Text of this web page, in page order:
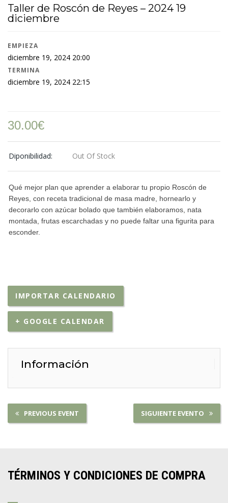
Taller de Roscón de Reyes – 2024 19
diciembre
EMPIEZA
diciembre 19, 2024 20:00
TERMINA
diciembre 19, 2024 22:15
30.00€
Diponibilidad: Out Of Stock
Qué mejor plan que aprender a elaborar tu propio Roscón de
Reyes, con receta tradicional de masa madre, hornearlo y
decorarlo con azúcar bolado que también elaboramos, nata
montada, frutas escarchadas y no puede faltar una figurita para
esconder.
IMPORTAR CALENDARIO
+ GOOGLE CALENDAR
Información
PREVIOUS EVENT SIGUIENTE EVENTO
TÉRMINOS Y CONDICIONES DE COMPRA